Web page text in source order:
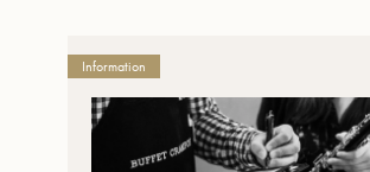
Hoyer
Information